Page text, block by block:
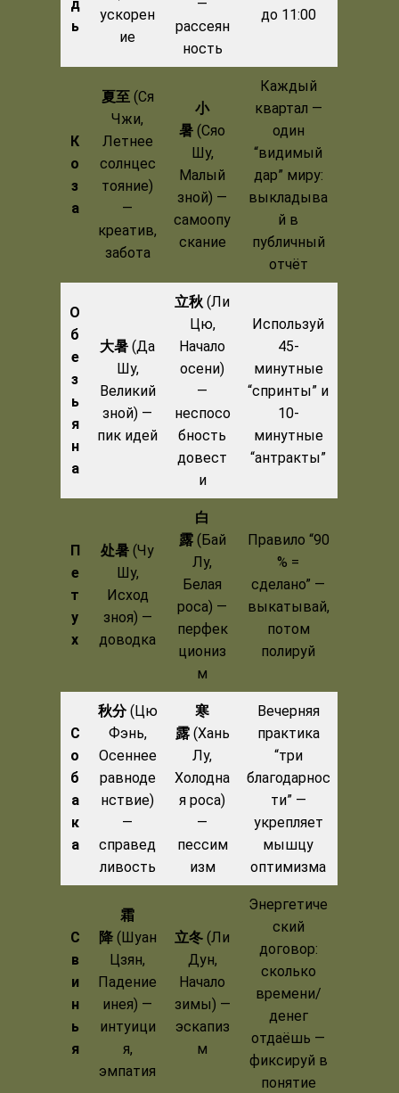
д
ь
ускорен
ие
—
рассеян
ность
до 11:00
К
о
з
а
夏至(Ся
Чжи,
Летнее
солнцес
тояние)
—
креатив,
забота
小
暑 (Сяо
Шу,
Малый
зной) —
самоопу
скание
Каждый
квартал —
один
“видимый
дар” миру:
выкладыва
й в
публичный
отчёт
О
б
е
з
ь
я
н
а
大暑 (Да
Шу,
Великий
зной) —
пик идей
立秋 (Ли
Цю,
Начало
осени)
—
неспосо
бность
довест
и
Используй
45-
минутные
“спринты” и
10-
минутные
“антракты”
П
е
т
у
х
处暑 (Чу
Шу,
Исход
зноя) —
доводка
白
露(Бай
Лу,
Белая
роса) —
перфек
циониз
м
Правило “90
% =
сделано” —
выкатывай,
потом
полируй
С
о
б
а
к
а
秋分(Цю
Фэнь,
Осеннее
равноде
нствие)
—
справед
ливость
寒
露(Хань
Лу,
Холодна
я роса)
—
пессим
изм
Вечерняя
практика
“три
благодарнос
ти” —
укрепляет
мышцу
оптимизма
С
в
и
н
ь
я
霜
降(Шуан
Цзян,
Падение
инея) —
интуици
я,
эмпатия
立冬 (Ли
Дун,
Начало
зимы) —
эскапиз
м
Энергетиче
ский
договор:
сколько
времени/
денег
отдаёшь —
фиксируй в
понятие